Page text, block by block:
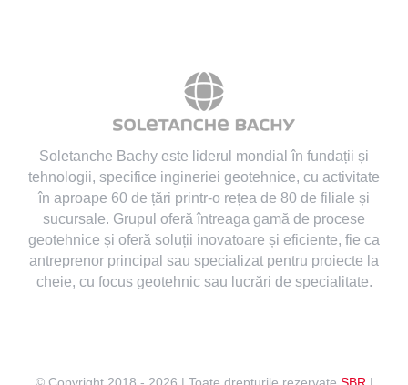
Soletanche Bachy este liderul mondial în fundații și
tehnologii, specifice ingineriei geotehnice, cu activitate
în aproape 60 de țări printr-o rețea de 80 de filiale și
sucursale. Grupul oferă întreaga gamă de procese
geotehnice și oferă soluții inovatoare și eficiente, fie ca
antreprenor principal sau specializat pentru proiecte la
cheie, cu focus geotehnic sau lucrări de specialitate.
© Copyright 2018 - 2026 | Toate drepturile rezervate SBR |